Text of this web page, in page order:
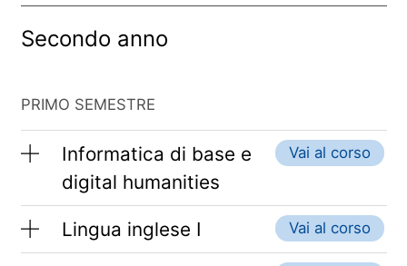
Secondo anno
PRIMO SEMESTRE
Informatica di base e
digital humanities
Vai al corso
Lingua inglese I Vai al corso